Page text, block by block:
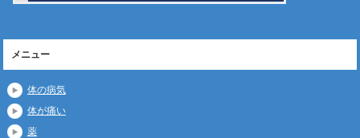
メニュー
体の病気
体が痛い
薬